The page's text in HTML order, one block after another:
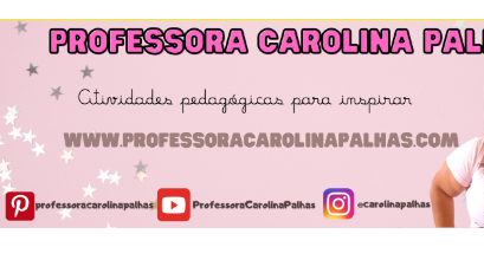
Skip
content